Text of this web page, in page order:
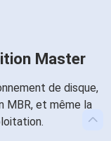

Master
de disque,
MBR, et même la